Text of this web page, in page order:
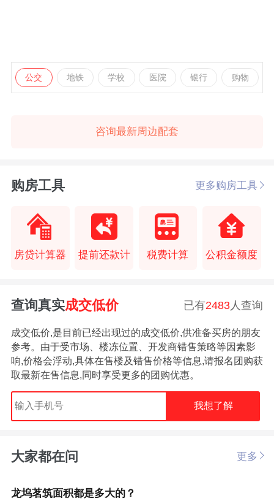
公交 地铁 学校 医院 银行 购物
咨询最新周边配套
购房工具 更多购房工具
房贷计算器 提前还款计 税费计算 公积金额度
查询真实成交低价 已有2483 人查询
成交低价,是目前已经出现过的成交低价,供准备买房的朋友
参考。由于受市场、楼冻位置、开发商错售策略等因素影
响,价格会浮动,具体在售楼及错售价格等信息,请报名团购获
取最新在售信息,同时享受更多的团购优惠。
我想了解
大家都在问 更多
龙坞茗筑面积都是多大的？